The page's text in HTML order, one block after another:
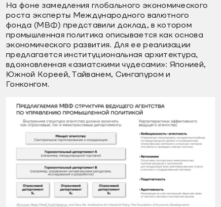
На фоне замедления глобального экономического
роста эксперты Международного валютного
фонда (МВФ) представили доклад, в котором
промышленная политика описывается как основа
экономического развития. Для ее реализации
предлагается институциональная архитектура,
вдохновленная «азиатскими чудесами»: Японией,
Южной Кореей, Тайванем, Сингапуром и
Гонконгом.